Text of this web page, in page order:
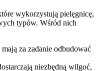
wykorzystują pielęgnicę,
typów. Wśród nich
mają za zadanie odbudować
niezbędną wilgoć,